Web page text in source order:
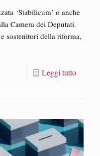
‘Stabilicum’ o anche
Camera dei Deputati.
sostenitori della riforma,
Leggi tutto